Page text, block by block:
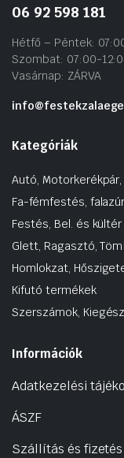
06 92 598 181
Hétfő – Péntek:
Szombat: 07:00-
Vasárnap: ZÁRVA
Kategóriák
Autó,
Fa-fémfestés,
Festés, Bel. és kültér
Glett, Ragasztó,
Homlokzat,
Kifutó termékek
Szerszámok,
Információk
Adatkezelési
ÁSZF
Szállítás és fizetés